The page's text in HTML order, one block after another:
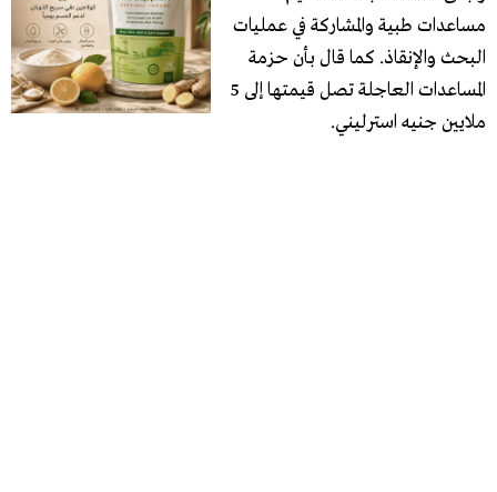
مساعدات طبية والمشاركة في عمليات
البحث والإنقاذ. كما قال بأن حزمة
المساعدات العاجلة تصل قيمتها إلى 5
ملايين جنيه استرليني.